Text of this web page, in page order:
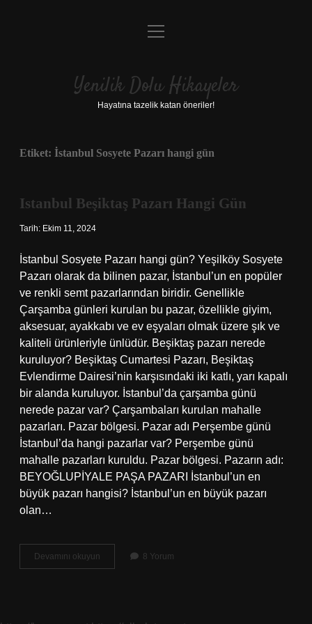
Anasayfa
Yasal Uyarı
menüyü
Yenilik Dolu Hikayeler
Hayatına tazelik katan öneriler!
Etiket: İstanbul Sosyete Pazarı hangi gün
Istanbul Beşiktaş Pazarı Hangi Gün
Tarih: Ekim 11, 2024
İstanbul Sosyete Pazarı hangi gün? Yeşilköy Sosyete
Pazarı olarak da bilinen pazar, İstanbul’un en popüler
ve renkli semt pazarlarından biridir. Genellikle
Çarşamba günleri kurulan bu pazar, özellikle giyim,
aksesuar, ayakkabı ve ev eşyaları olmak üzere şık ve
kaliteli ürünleriyle ünlüdür. Beşiktaş pazarı nerede
kuruluyor? Beşiktaş Cumartesi Pazarı, Beşiktaş
Evlendirme Dairesi’nin karşısındaki iki katlı, yarı kapalı
bir alanda kuruluyor. İstanbul’da çarşamba günü
nerede pazar var? Çarşambaları kurulan mahalle
pazarları. Pazar bölgesi. Pazar adı Perşembe günü
İstanbul’da hangi pazarlar var? Perşembe günü
mahalle pazarları kuruldu. Pazar bölgesi. Pazarın adı:
BEYOĞLUPİYALE PAŞA PAZARI İstanbul’un en
büyük pazarı hangisi? İstanbul’un en büyük pazarı
olan…
Devamını okuyun
Beşiktaş
8 Yorum